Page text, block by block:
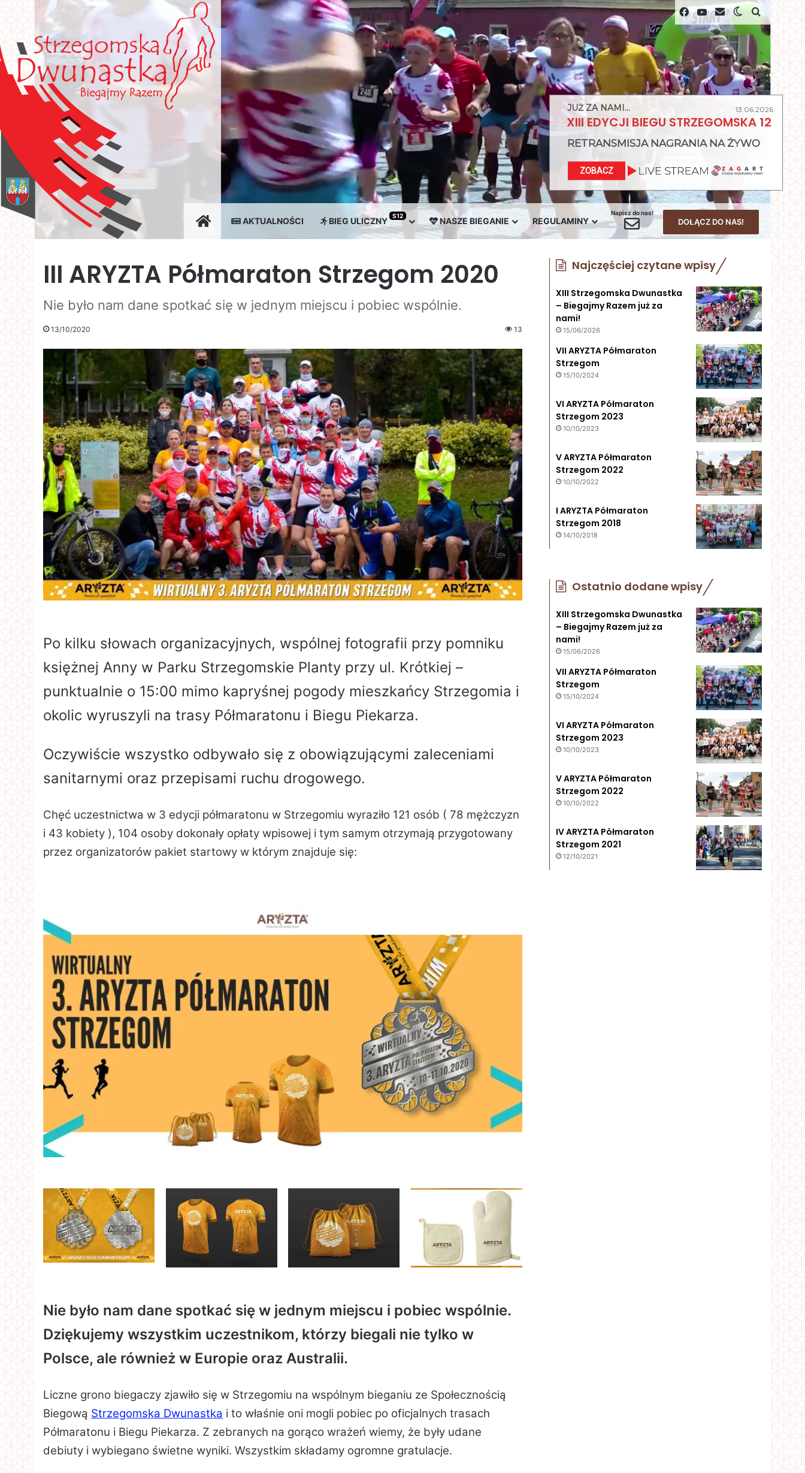
Facebook
YouTube Switch skin
szukaj
STOWARZYSZENIE STRZEGOMSKA DWUNASTKA
AKTUALNOŚCI BIEG ULICZNY S12 NASZE BIEGANIE REGULAMINY Kontakt z nami
Napisz do nas!
DOŁĄCZ DO NAS!
JUŻ ZA NAMI...
RETRANSMISJA NAGRANIA NA ŻYWO
13.06.2026
XIII EDYCJI BIEGU STRZEGOMSKA 12
ZOBACZ
III ARYZTA Półmaraton Strzegom 2020
Nie było nam dane spotkać się w jednym miejscu i pobiec wspólnie.
13/10/2020 13
Po kilku słowach organizacyjnych, wspólnej fotografii przy pomniku
księżnej Anny w Parku Strzegomskie Planty przy ul. Krótkiej –
punktualnie o 15:00 mimo kapryśnej pogody mieszkańcy Strzegomia i
okolic wyruszyli na trasy Półmaratonu i Biegu Piekarza.
Oczywiście wszystko odbywało się z obowiązującymi zaleceniami
sanitarnymi oraz przepisami ruchu drogowego.
Chęć uczestnictwa w 3 edycji półmaratonu w Strzegomiu wyraziło 121 osób ( 78 mężczyzn
i 43 kobiety ), 104 osoby dokonały opłaty wpisowej i tym samym otrzymają przygotowany
przez organizatorów pakiet startowy w którym znajduje się:
Nie było nam dane spotkać się w jednym miejscu i pobiec wspólnie.
Dziękujemy wszystkim uczestnikom, którzy biegali nie tylko w
Polsce, ale również w Europie oraz Australii.
Liczne grono biegaczy zjawiło się w Strzegomiu na wspólnym bieganiu ze Społecznością
Biegową Strzegomska Dwunastka i to właśnie oni mogli pobiec po oficjalnych trasach
Półmaratonu i Biegu Piekarza. Z zebranych na gorąco wrażeń wiemy, że były udane
debiuty i wybiegano świetne wyniki. Wszystkim składamy ogromne gratulacje.
Najczęściej czytane wpisy
XIII Strzegomska Dwunastka
– Biegajmy Razem już za
nami!
15/06/2026
VII ARYZTA Półmaraton
Strzegom
15/10/2024
VI ARYZTA Półmaraton
Strzegom 2023
10/10/2023
V ARYZTA Półmaraton
Strzegom 2022
10/10/2022
I ARYZTA Półmaraton
Strzegom 2018
14/10/2018
Ostatnio dodane wpisy
XIII Strzegomska Dwunastka
– Biegajmy Razem już za
nami!
15/06/2026
VII ARYZTA Półmaraton
Strzegom
15/10/2024
VI ARYZTA Półmaraton
Strzegom 2023
10/10/2023
V ARYZTA Półmaraton
Strzegom 2022
10/10/2022
IV ARYZTA Półmaraton
Strzegom 2021
12/10/2021